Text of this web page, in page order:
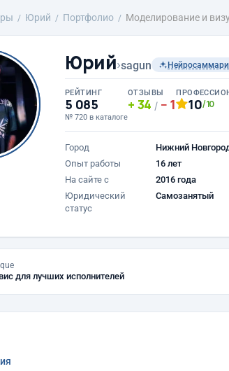
Юрий Портфолио Моделирование и
Юрий›sagun Нейросаммари
РЕЙТИНГ
5 085
№ 720 в каталоге
ОТЗЫВЫ
34 / 1 10/10
Город
Нижний
Опыт работы
16 лет
На сайте с
2016 года
Юридический
статус
Самозанятый
для лучших исполнителей